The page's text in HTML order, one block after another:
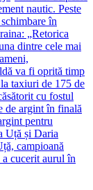
nautic. Peste
în
„Retorica
dintre cele mai
va fi oprită timp
taxiuri de 175 de
cu fostul
de argint în finală
pentru
Uță și Daria
campioană
cucerit aurul în